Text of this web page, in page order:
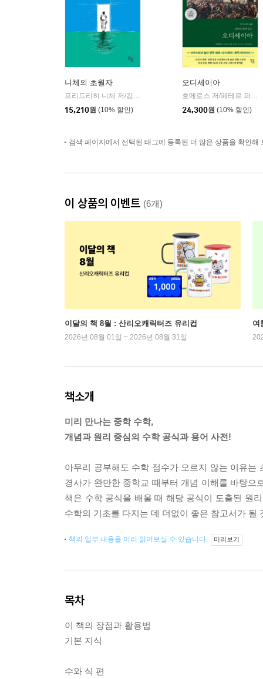
니체의 초월자
프리드리히 니체 저/김철 편역
15,210원 (10% 할인)
오디세이아
호메로스 저/페테르 파울 루벤스 그림/박문재 역
24,300원 (10% 할인)
검색 페이지에서 선택된 태그에 등록된 더 많은 상품을 확인해
이 상품의 이벤트 (6개)
이달의 책 8월 : 산리오캐릭터즈 유리컵
2026년 08월 01일 ~ 2026년 08월 31일
여
책소개
미리 만나는 중학 수학,
개념과 원리 중심의 수학 공식과 용어 사전!
아무리 공부해도 수학 점수가 오르지 않는 이유
경사가 완만한 중학교 때부터 개념 이해를 바탕
책은 수학 공식을 배울 때 해당 공식이 도출된 원
수학의 기초를 다지는 데 더없이 좋은 참고서가 될
책의 일부 내용을 미리 읽어보실 수 있습니다. 미리보기
목차
이 책의 장점과 활용법
기본 지식
수와 식 편